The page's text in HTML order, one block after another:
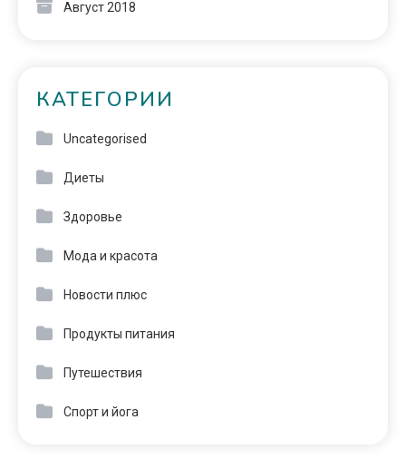
Август 2018
КАТЕГОРИИ
Uncategorised
Диеты
Здоровье
Мода и красота
Новости плюс
Продукты питания
Путешествия
Спорт и йога